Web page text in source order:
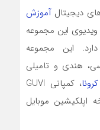
آموزش
این مجموعه
این مجموعه
هندی و تامیلی
، کمپانی GUVI
اپلکیشین موبایل